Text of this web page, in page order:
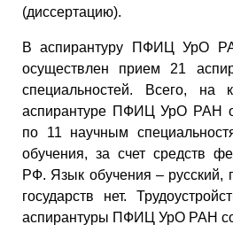
(диссертацию).
В аспирантуру ПФИЦ УрО
осуществлен прием 21
специальностей. Всего, на
аспирантуре ПФИЦ УрО РАН
по 11 научным
обучения, за счет средств
РФ. Язык обучения – русский,
государств нет.
аспирантуры ПФИЦ УрО РАН